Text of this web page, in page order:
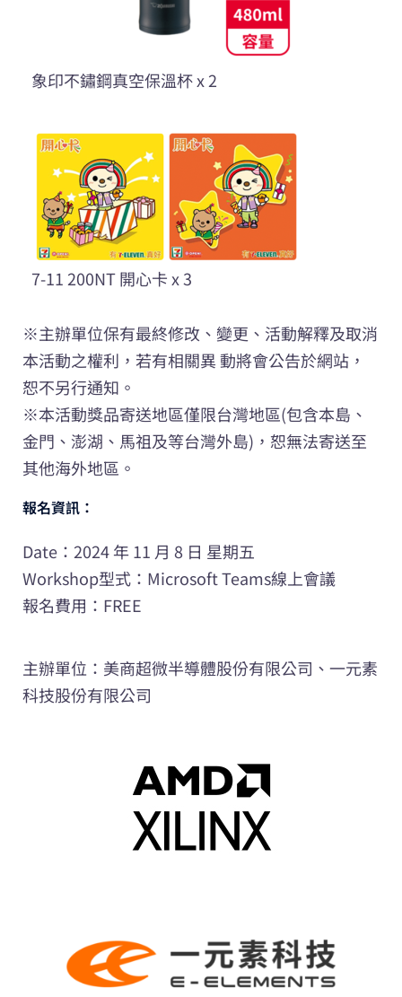
象印不鏽鋼真空保溫杯 x 2
7-11 200NT 開心卡 x 3
※主辦單位保有最終修改、變更、活動解釋及取消
本活動之權利，若有相關異 動將會公告於網站，
恕不另行通知。
※本活動獎品寄送地區僅限台灣地區(包含本島、
金門、澎湖、馬祖及等台灣外島)，恕無法寄送至
其他海外地區。
報名資訊：
Date：2024 年 11 月 8 日 星期五
Workshop型式：Microsoft Teams線上會議
報名費用：FREE
主辦單位：美商超微半導體股份有限公司、一元素
科技股份有限公司